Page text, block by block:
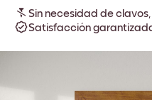
Sin necesidad de
Satisfacción